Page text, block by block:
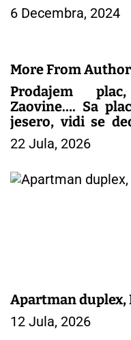
6 Decembra, 2024
More From Author
Prodajem
Zaovine…. Sa
jesero, vidi se
Plac je
1/1..kontakt
22 Jula, 2026
Apartman duplex,
12 Jula, 2026